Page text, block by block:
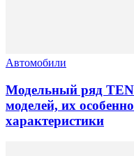
Автомобили
Модельный ряд
моделей, их
характеристики